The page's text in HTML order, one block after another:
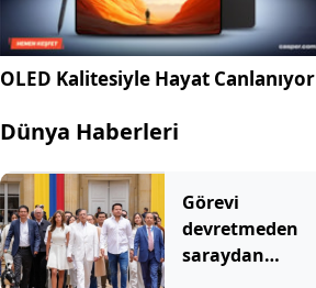
OLED Kalitesiyle Hayat Canlanıyor
Dünya Haberleri
Görevi
devretmeden
saraydan